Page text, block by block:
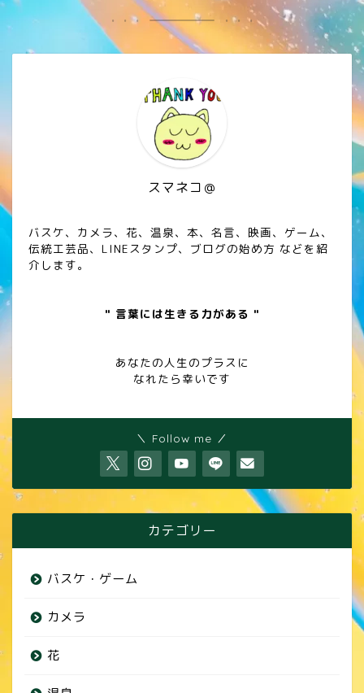
スマネコ＠
バスケ、カメラ、花、温泉、本、名言、映画、ゲーム、
伝統工芸品、LINEスタンプ、ブログの始め方 などを紹
介します。
" 言葉には生きる力がある "
あなたの人生のプラスに
なれたら幸いです
＼ Follow me ／
カテゴリー
バスケ・ゲーム
カメラ
花